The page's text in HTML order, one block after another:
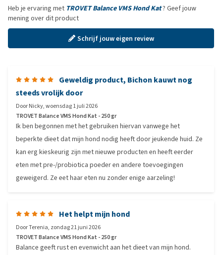
Heb je ervaring met TROVET Balance VMS Hond Kat? Geef jouw
mening over dit product
Schrijf jouw eigen review
Geweldig product, Bichon kauwt nog
steeds vrolijk door
DoorNicky,woensdag 1 juli 2026
TROVET Balance VMS Hond Kat - 250 gr
Ik ben begonnen met het gebruiken hiervan vanwege het
beperkte dieet dat mijn hond nodig heeft door jeukende huid. Ze
kan erg kieskeurig zijn met nieuwe producten en heeft eerder
eten met pre-/probiotica poeder en andere toevoegingen
geweigerd. Ze eet haar eten nu zonder enige aarzeling!
Het helpt mijn hond
DoorTerenia, zondag 21 juni 2026
TROVET Balance VMS Hond Kat - 250 gr
Balance geeft rust en evenwicht aan het dieet van mijn hond.